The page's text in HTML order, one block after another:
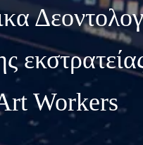
Workers